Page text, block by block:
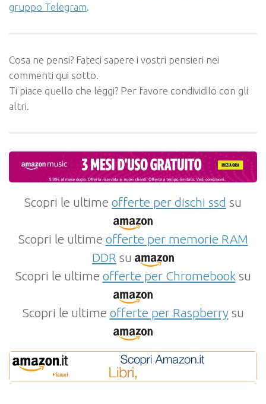
gruppo Telegram.
Cosa ne pensi? Fateci sapere i vostri pensieri nei
commenti qui sotto.
Ti piace quello che leggi? Per favore condividilo con gli
altri.
Scopri le ultime offerte per dischi ssd su
Scopri le ultime offerte per memorie RAM
DDR su
Scopri le ultime offerte per Chromebooksu
Scopri le ultime offerte per Raspberrysu